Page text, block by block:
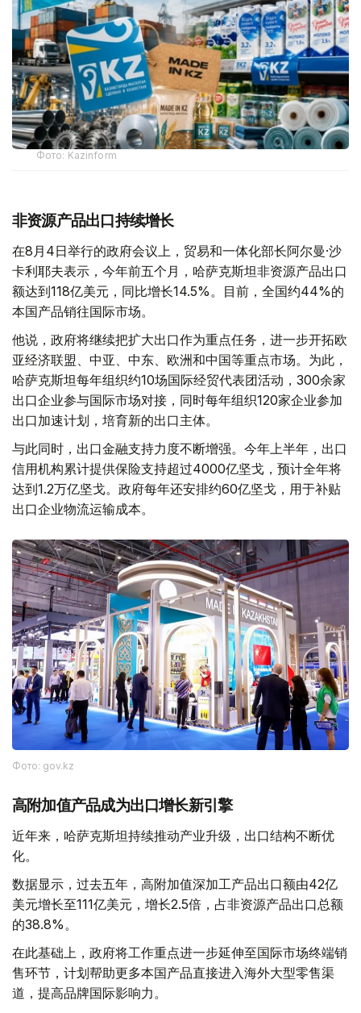
Фото: Kazinform
非资源产品出口持续增长
在8月4日举行的政府会议上，贸易和一体化部长阿尔曼·沙
卡利耶夫表示，今年前五个月，哈萨克斯坦非资源产品出口
额达到118亿美元，同比增长14.5%。目前，全国约44%的
本国产品销往国际市场。
他说，政府将继续把扩大出口作为重点任务，进一步开拓欧
亚经济联盟、中亚、中东、欧洲和中国等重点市场。为此，
哈萨克斯坦每年组织约10场国际经贸代表团活动，300余家
出口企业参与国际市场对接，同时每年组织120家企业参加
出口加速计划，培育新的出口主体。
与此同时，出口金融支持力度不断增强。今年上半年，出口
信用机构累计提供保险支持超过4000亿坚戈，预计全年将
达到1.2万亿坚戈。政府每年还安排约60亿坚戈，用于补贴
出口企业物流运输成本。
Фото: gov.kz
高附加值产品成为出口增长新引擎
近年来，哈萨克斯坦持续推动产业升级，出口结构不断优
化。
数据显示，过去五年，高附加值深加工产品出口额由42亿
美元增长至111亿美元，增长2.5倍，占非资源产品出口总额
的38.8%。
在此基础上，政府将工作重点进一步延伸至国际市场终端销
售环节，计划帮助更多本国产品直接进入海外大型零售渠
道，提高品牌国际影响力。